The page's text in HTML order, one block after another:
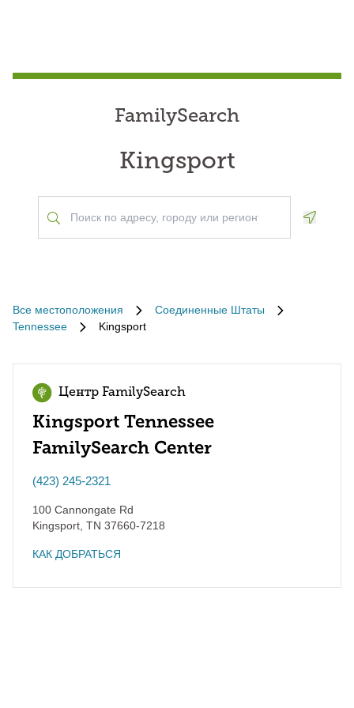
FamilySearch
Kingsport
Все местоположения
Соединенные Штаты
Tennessee
Kingsport
Центр FamilySearch
Kingsport Tennessee
FamilySearch Center
(423) 245-2321
100 Cannongate Rd
Kingsport TN 37660-7218
КАК ДОБРАТЬСЯ